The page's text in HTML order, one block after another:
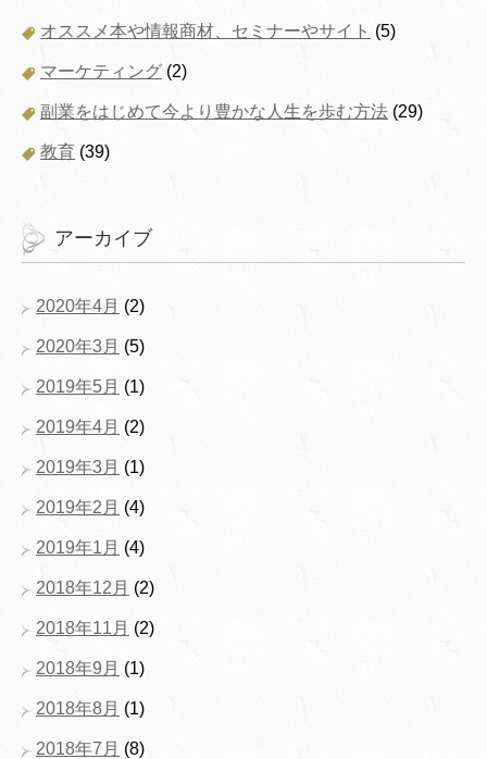
オススメ本や情報商材、セミナーやサイト (5)
マーケティング (2)
副業をはじめて今より豊かな人生を歩む方法 (29)
教育 (39)
アーカイブ
2020年4月 (2)
2020年3月 (5)
2019年5月 (1)
2019年4月 (2)
2019年3月 (1)
2019年2月 (4)
2019年1月 (4)
2018年12月 (2)
2018年11月 (2)
2018年9月 (1)
2018年8月 (1)
2018年7月 (8)